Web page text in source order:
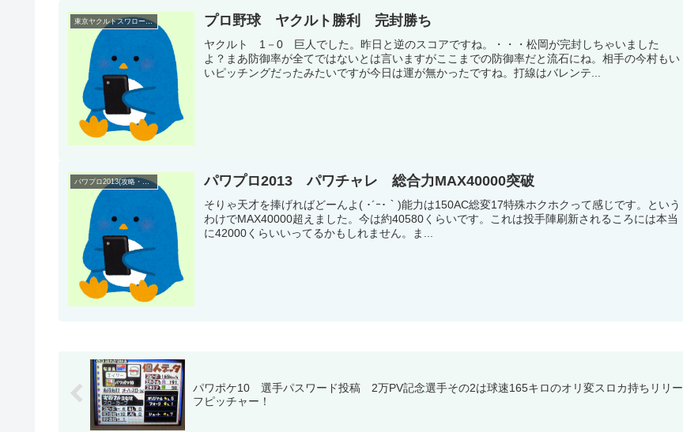
東京ヤクルトスワローズ(プロ野球) プロ野球 ヤクルト勝利 完封勝ち
ヤクルト 1－0 巨人でした。昨日と逆のスコアですね。・・・松岡が完封しちゃいました
よ？まあ防御率が全てではないとは言いますがここまでの防御率だと流石にね。相手の今村もい
いピッチングだったみたいですが今日は運が無かったですね。打線はバレンテ...
パワプロ2013(攻略・プレイ日記) パワプロ2013 パワチャレ 総合力MAX40000突破
そりゃ天才を捧げればどーんよ( ･´ｰ･｀)能力は150AC総変17特殊ホクホクって感じです。という
わけでMAX40000超えました。今は約40580くらいです。これは投手陣刷新されるころには本当
に42000くらいいってるかもしれません。ま...
パワポケ10 選手パスワード投稿 2万PV記念選手その2は球速165キロのオリ変スロカ持ちリリー
フピッチャー！